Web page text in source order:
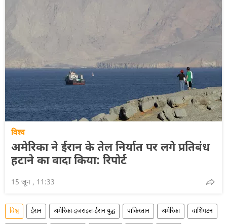
विश्व
अमेरिका ने ईरान के तेल निर्यात पर लगे प्रतिबंध
हटाने का वादा किया: रिपोर्ट
15 जून , 11:33
विश्व ईरान अमेरिका-इजराइल-ईरान युद्ध पाकिस्तान अमेरिका वाशिंगटन